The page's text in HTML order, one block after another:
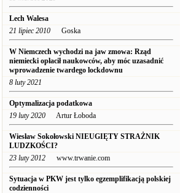
Lech Walesa
21 lipiec 2010 Goska
W Niemczech wychodzi na jaw zmowa: Rząd
niemiecki opłacił naukowców, aby móc uzasadnić
wprowadzenie twardego lockdownu
8 luty 2021
Optymalizacja podatkowa
19 luty 2020 Artur Łoboda
Wiesław Sokołowski NIEUGIĘTY STRAŻNIK
LUDZKOŚCI?
23 luty 2012 www.trwanie.com
Sytuacja w PKW jest tylko egzemplifikacją polskiej
codzienności